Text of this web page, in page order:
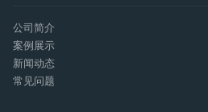
公司简介
案例展示
新闻动态
常见问题